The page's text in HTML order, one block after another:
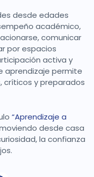
desde edades
académico,
comunicar
por espacios
activa y
aprendizaje permite
críticos y preparados
“Aprendizaje a
desde casa
la confianza